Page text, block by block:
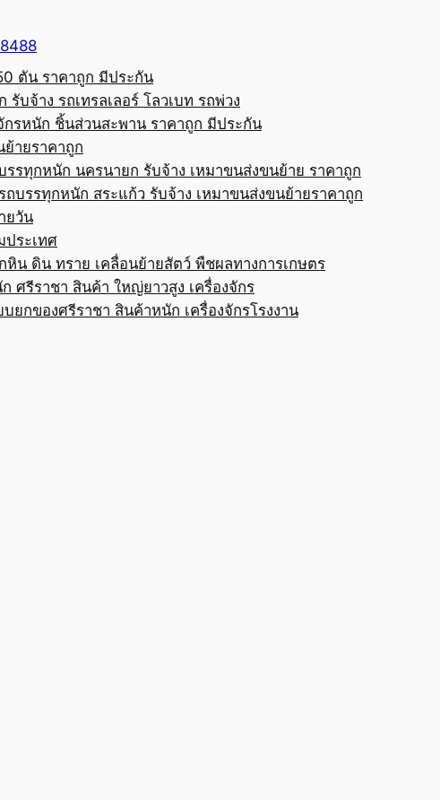
ตัน ราคาถูก มีประกัน
รับจ้าง รถเทรลเลอร์ โลวเบท รถพ่วง
รหนัก ชิ้นส่วนสะพาน ราคาถูก มีประกัน
ายราคาถูก
รรทุกหนัก นครนายก รับจ้าง เหมาขนส่งขนย้าย ราคาถูก
รถบรรทุกหนัก สระแก้ว รับจ้าง เหมาขนส่งขนย้ายราคาถูก
ยวัน
ประเทศ
หิน ดิน ทราย เคลื่อนย้ายสัตว์ พืชผลทางการเกษตร
ศรีราชา สินค้า ใหญ่ยาวสูง เครื่องจักร
บยกของศรีราชา สินค้าหนัก เครื่องจักรโรงงาน